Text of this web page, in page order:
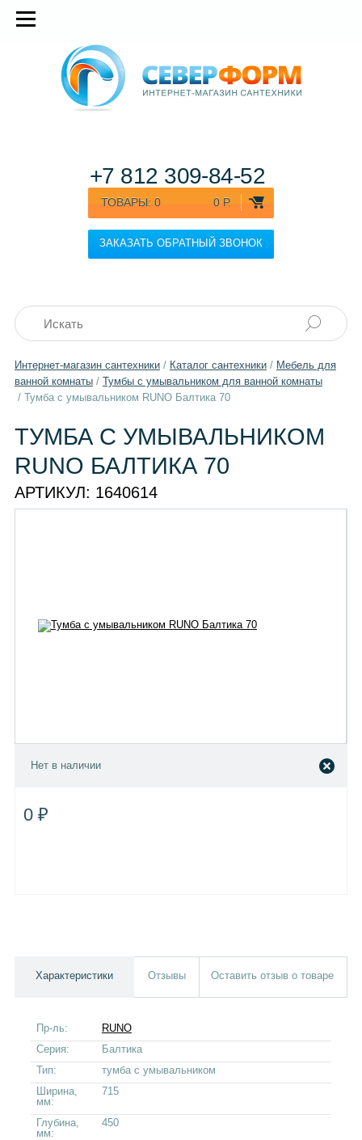
ТОВАРЫ: 0 0 Р.
ЗАКАЗАТЬ ОБРАТНЫЙ ЗВОНОК
+7 812 309-84-52
Интернет-магазин сантехники/ Каталог сантехники/ Мебель для
ванной комнаты/ Тумбы с умывальником для ванной комнаты
/ Тумба с умывальником RUNO Балтика 70
ТУМБА С УМЫВАЛЬНИКОМ
RUNO БАЛТИКА 70
АРТИКУЛ: 1640614
Нет в наличии
0 ₽
Характеристики Отзывы Оставить отзыв о товаре
Пр-ль:
RUNO
Серия:
Балтика
Тип:
тумба с умывальником
Ширина,
мм:
715
Глубина,
мм:
450